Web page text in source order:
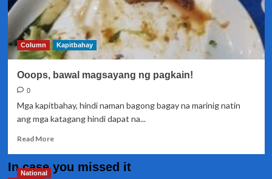
Column Kapitbahay
Ooops, bawal magsayang ng pagkain!
0
Mga kapitbahay, hindi naman bagong bagay na marinig natin
ang mga katagang hindi dapat na...
Read MoreRead
Ooops,
In case you missed it
National